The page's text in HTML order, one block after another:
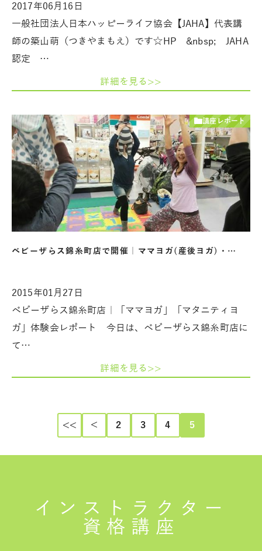
2017年06月16日
一般社団法人日本ハッピーライフ協会【JAHA】代表講
師の築山萌（つきやまもえ）です☆HP &nbsp; JAHA
認定 …
詳細を見る>>
講座レポート
ベビーザらス錦糸町店で開催｜ママヨガ(産後ヨガ)・…
2015年01月27日
ベビーザらス錦糸町店｜「ママヨガ」「マタニティヨ
ガ」体験会レポート 今日は、ベビーザらス錦糸町店に
て…
詳細を見る>>
<< ＜ 2 3 4 5
インストラクター
資格講座